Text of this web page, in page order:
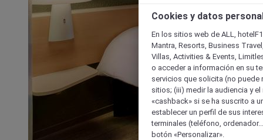
Cookies y datos
En los sitios web de ALL,
Mantra, Resorts, Business
Villas, Activities & Events,
o acceder a información en su
servicios que solicita (no puede
sitios; (iii) medir la audiencia y
«cashback» si se ha suscrito a
establecer un perfil de sus
terminales (teléfono,
botón «Personalizar».